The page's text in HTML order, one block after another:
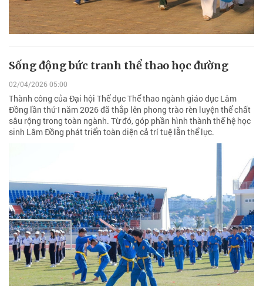
Sống động bức tranh thể thao học đường
02/04/2026 05:00
Thành công của Đại hội Thể dục Thể thao ngành giáo dục Lâm
Đồng lần thứ I năm 2026 đã thắp lên phong trào rèn luyện thể chất
sâu rộng trong toàn ngành. Từ đó, góp phần hình thành thế hệ học
sinh Lâm Đồng phát triển toàn diện cả trí tuệ lẫn thể lực.